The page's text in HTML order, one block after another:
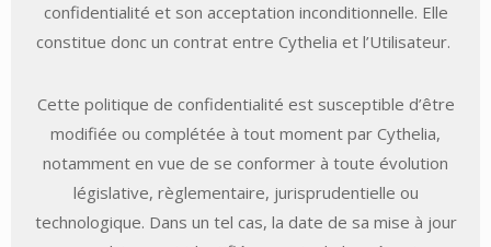
confidentialité et son acceptation inconditionnelle. Elle
constitue donc un contrat entre Cythelia et l’Utilisateur.
Cette politique de confidentialité est susceptible d’être
modifiée ou complétée à tout moment par Cythelia,
notamment en vue de se conformer à toute évolution
législative, règlementaire, jurisprudentielle ou
technologique. Dans un tel cas, la date de sa mise à jour